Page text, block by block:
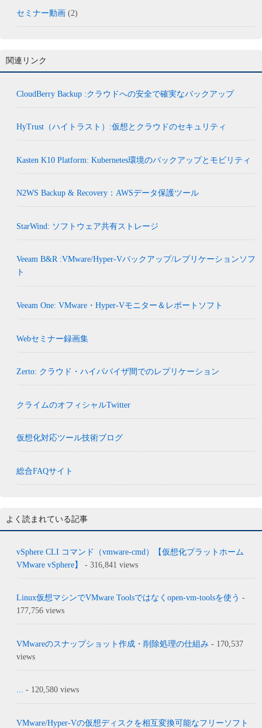
セミナー動画 (2)
関連リンク
CloudBerry Backup :クラウドへの安全で確実なバックアップ
HyTrust（ハイトラスト）:仮想とクラウドのセキュリティ
Kasten K10 Platform: Kubernetes環境のバックアップとモビリティ
N2WS Backup & Recovery：AWSデータ保護ツール
StarWind: ソフトウェア共有ストレージ
Veeam B&R :VMware/Hyper-Vバックアップ/レプリケーションソフ
ト
Veeam One: VMware・Hyper-Vモニター＆レポートソフト
Webセミナー録画集
Zerto: クラウド・ハイパバイザ間でのレプリケーション
クライムのオフィシャルTwitter
仮想化対応ツール技術ブログ
総合FAQサイト
よく読まれている記事
vSphere CLI コマンド（vmware-cmd）【仮想化プラットホーム
VMware vSphere】
- 316,841 views
Linux仮想マシンでVMware Toolsではなくopen-vm-toolsを使う -
177,756 views
VMwareのスナップショット作成・削除処理の仕組み - 170,537
views
... - 120,580 views
VMware/Hyper-Vの仮想ディスクを相互変換可能なフリーソフト